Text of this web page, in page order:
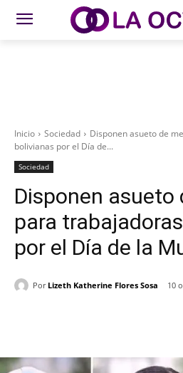
Inicio Sociedad
Disponen asueto de
bolivianas por el Día de...
Sociedad
Disponen asueto
para
por el Día de la
Por Lizeth Katherine Flores Sosa 10